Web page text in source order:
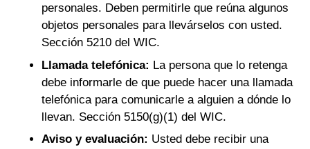
personales. Deben permitirle que reúna algunos
objetos personales para llevárselos con usted.
Sección 5210 del WIC.
Llamada telefónica: La persona que lo retenga
debe informarle de que puede hacer una llamada
telefónica para comunicarle a alguien a dónde lo
llevan. Sección 5150(g)(1) del WIC.
Aviso y evaluación: Usted debe recibir una